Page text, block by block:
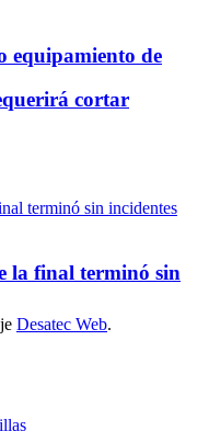
equipamiento de
cortar
la final terminó sin
Desatec Web.